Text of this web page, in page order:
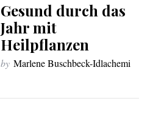
Gesund durch das
Jahr mit
Heilpflanzen
by Marlene Buschbeck-Idlachemi